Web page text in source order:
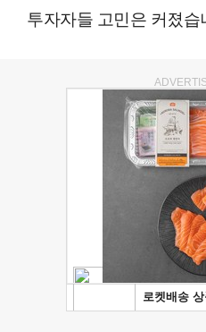
투자자들 고민은 커졌습